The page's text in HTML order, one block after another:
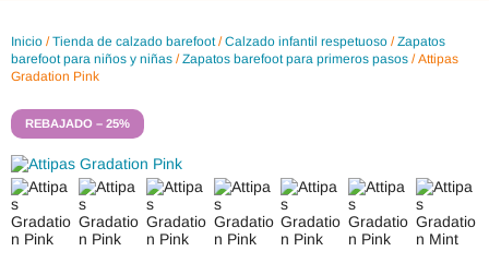
Inicio /Tienda de calzado barefoot/Calzado infantil respetuoso /Zapatos
barefoot para niños y niñas /Zapatos barefoot para primeros pasos / Attipas
Gradation Pink
REBAJADO – 25%